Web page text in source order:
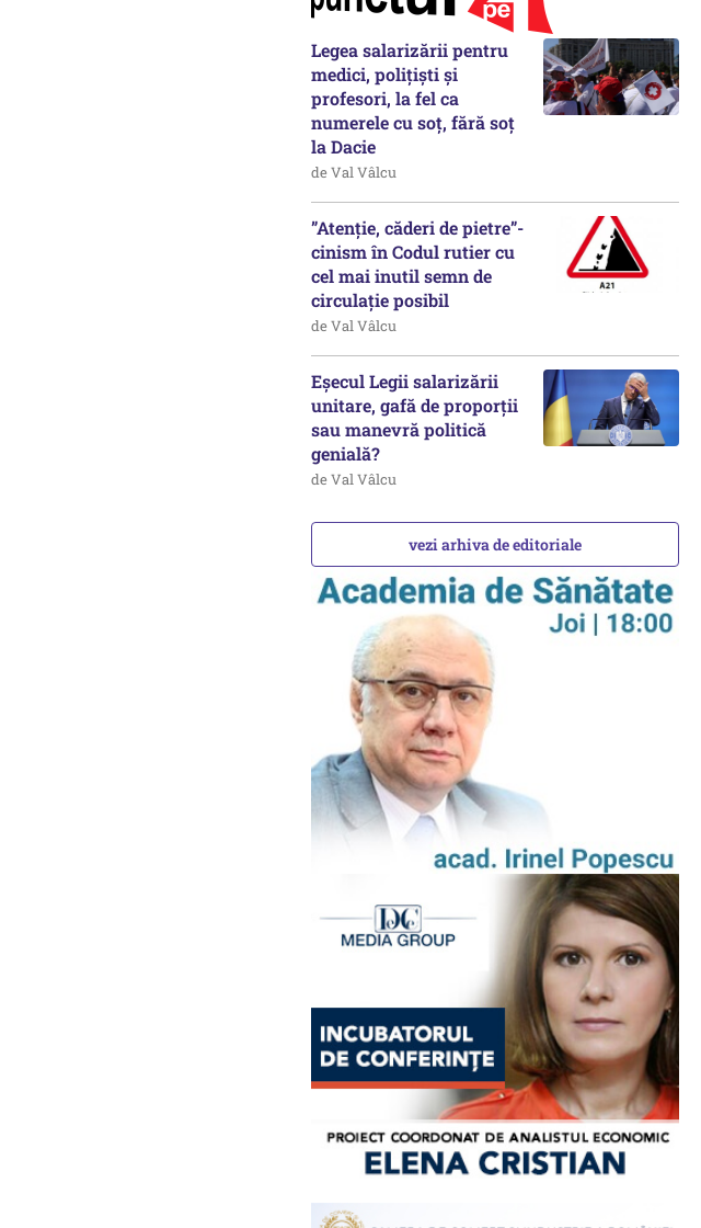
Legea salarizării pentru
medici, polițiști și
profesori, la fel ca
numerele cu soț, fără soț
la Dacie
de Val Vâlcu
”Atenție, căderi de pietre”-
cinism în Codul rutier cu
cel mai inutil semn de
circulație posibil
de Val Vâlcu
Eșecul Legii salarizării
unitare, gafă de proporții
sau manevră politică
genială?
de Val Vâlcu
vezi arhiva de editoriale